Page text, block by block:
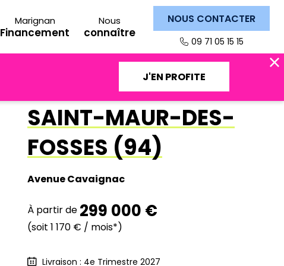
Marignan
Financement
Nous
connaître
NOUS CONTACTER
09 71 05 15 15
J'EN PROFITE
SAINT-MAUR-DES-
FOSSES (94)
Avenue Cavaignac
À partir de 299 000 €
(soit 1 170 € / mois*)
Livraison : 4e Trimestre 2027